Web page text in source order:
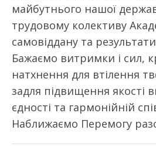
майбутнього нашої
трудовому колективу
самовіддану та
Бажаємо витримки і сил,
натхнення для втілення
задля підвищення якості
єдності та гармонійній
Наближаємо Перемогу